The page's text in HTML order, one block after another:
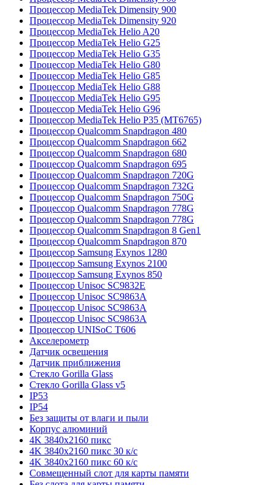
Процессор MediaTek Dimensity 900
Процессор MediaTek Dimensity 920
Процессор MediaTek Helio A20
Процессор MediaTek Helio G25
Процессор MediaTek Helio G35
Процессор MediaTek Helio G80
Процессор MediaTek Helio G85
Процессор MediaTek Helio G88
Процессор MediaTek Helio G95
Процессор MediaTek Helio G96
Процессор MediaTek Helio P35 (MT6765)
Процессор Qualcomm Snapdragon 480
Процессор Qualcomm Snapdragon 662
Процессор Qualcomm Snapdragon 680
Процессор Qualcomm Snapdragon 695
Процессор Qualcomm Snapdragon 720G
Процессор Qualcomm Snapdragon 732G
Процессор Qualcomm Snapdragon 750G
Процессор Qualcomm Snapdragon 778G
Процессор Qualcomm Snapdragon 778G
Процессор Qualcomm Snapdragon 8 Gen1
Процессор Qualcomm Snapdragon 870
Процессор Samsung Exynos 1280
Процессор Samsung Exynos 2100
Процессор Samsung Exynos 850
Процессор Unisoc SC9832E
Процессор Unisoc SC9863A
Процессор Unisoc SC9863A
Процессор Unisoc SC9863A
Процессор UNISoC T606
Акселерометр
Датчик освещения
Датчик приближения
Стекло Gorilla Glass
Стекло Gorilla Glass v5
IP53
IP54
Без защиты от влаги и пыли
Корпус алюминий
4K 3840x2160 пикс
4K 3840x2160 пикс 30 к/с
4K 3840x2160 пикс 60 к/с
Совмещенный слот для карты памяти